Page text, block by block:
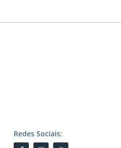
Redes Sociais: